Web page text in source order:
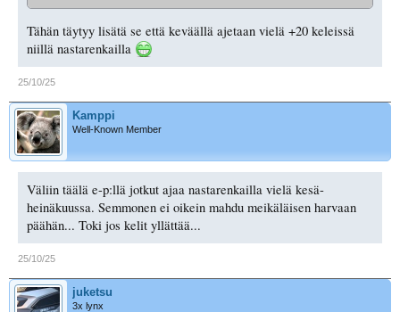
Tähän täytyy lisätä se että keväällä ajetaan vielä +20 keleissä
niillä nastarenkailla
25/10/25
Kamppi
Well-Known Member
Väliin täälä e-p:llä jotkut ajaa nastarenkailla vielä kesä-
heinäkuussa. Semmonen ei oikein mahdu meikäläisen harvaan
päähän... Toki jos kelit yllättää...
25/10/25
juketsu
3x lynx